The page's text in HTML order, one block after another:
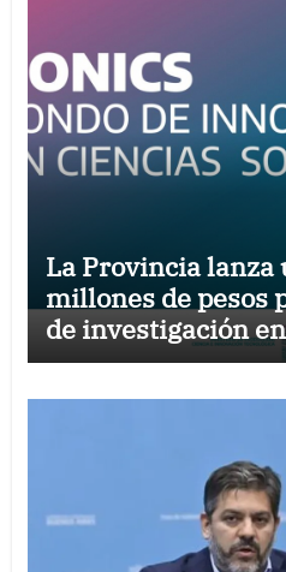
La Provincia lanza
millones de pesos
de investigación
sociales